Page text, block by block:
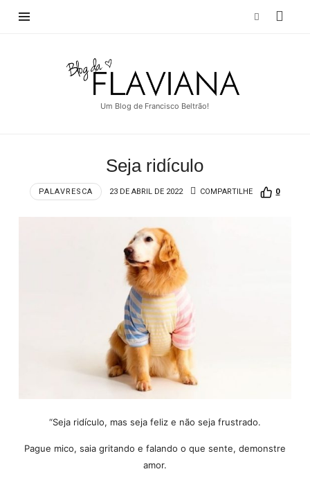
Blog
da
FlavianaUm Blog de Francisco Beltrão!
Seja ridículo
PALAVRESCA 23 DE ABRIL DE 2022 COMPARTILHE 0
“Seja ridículo, mas seja feliz e não seja frustrado.
Pague mico, saia gritando e falando o que sente, demonstre
amor.